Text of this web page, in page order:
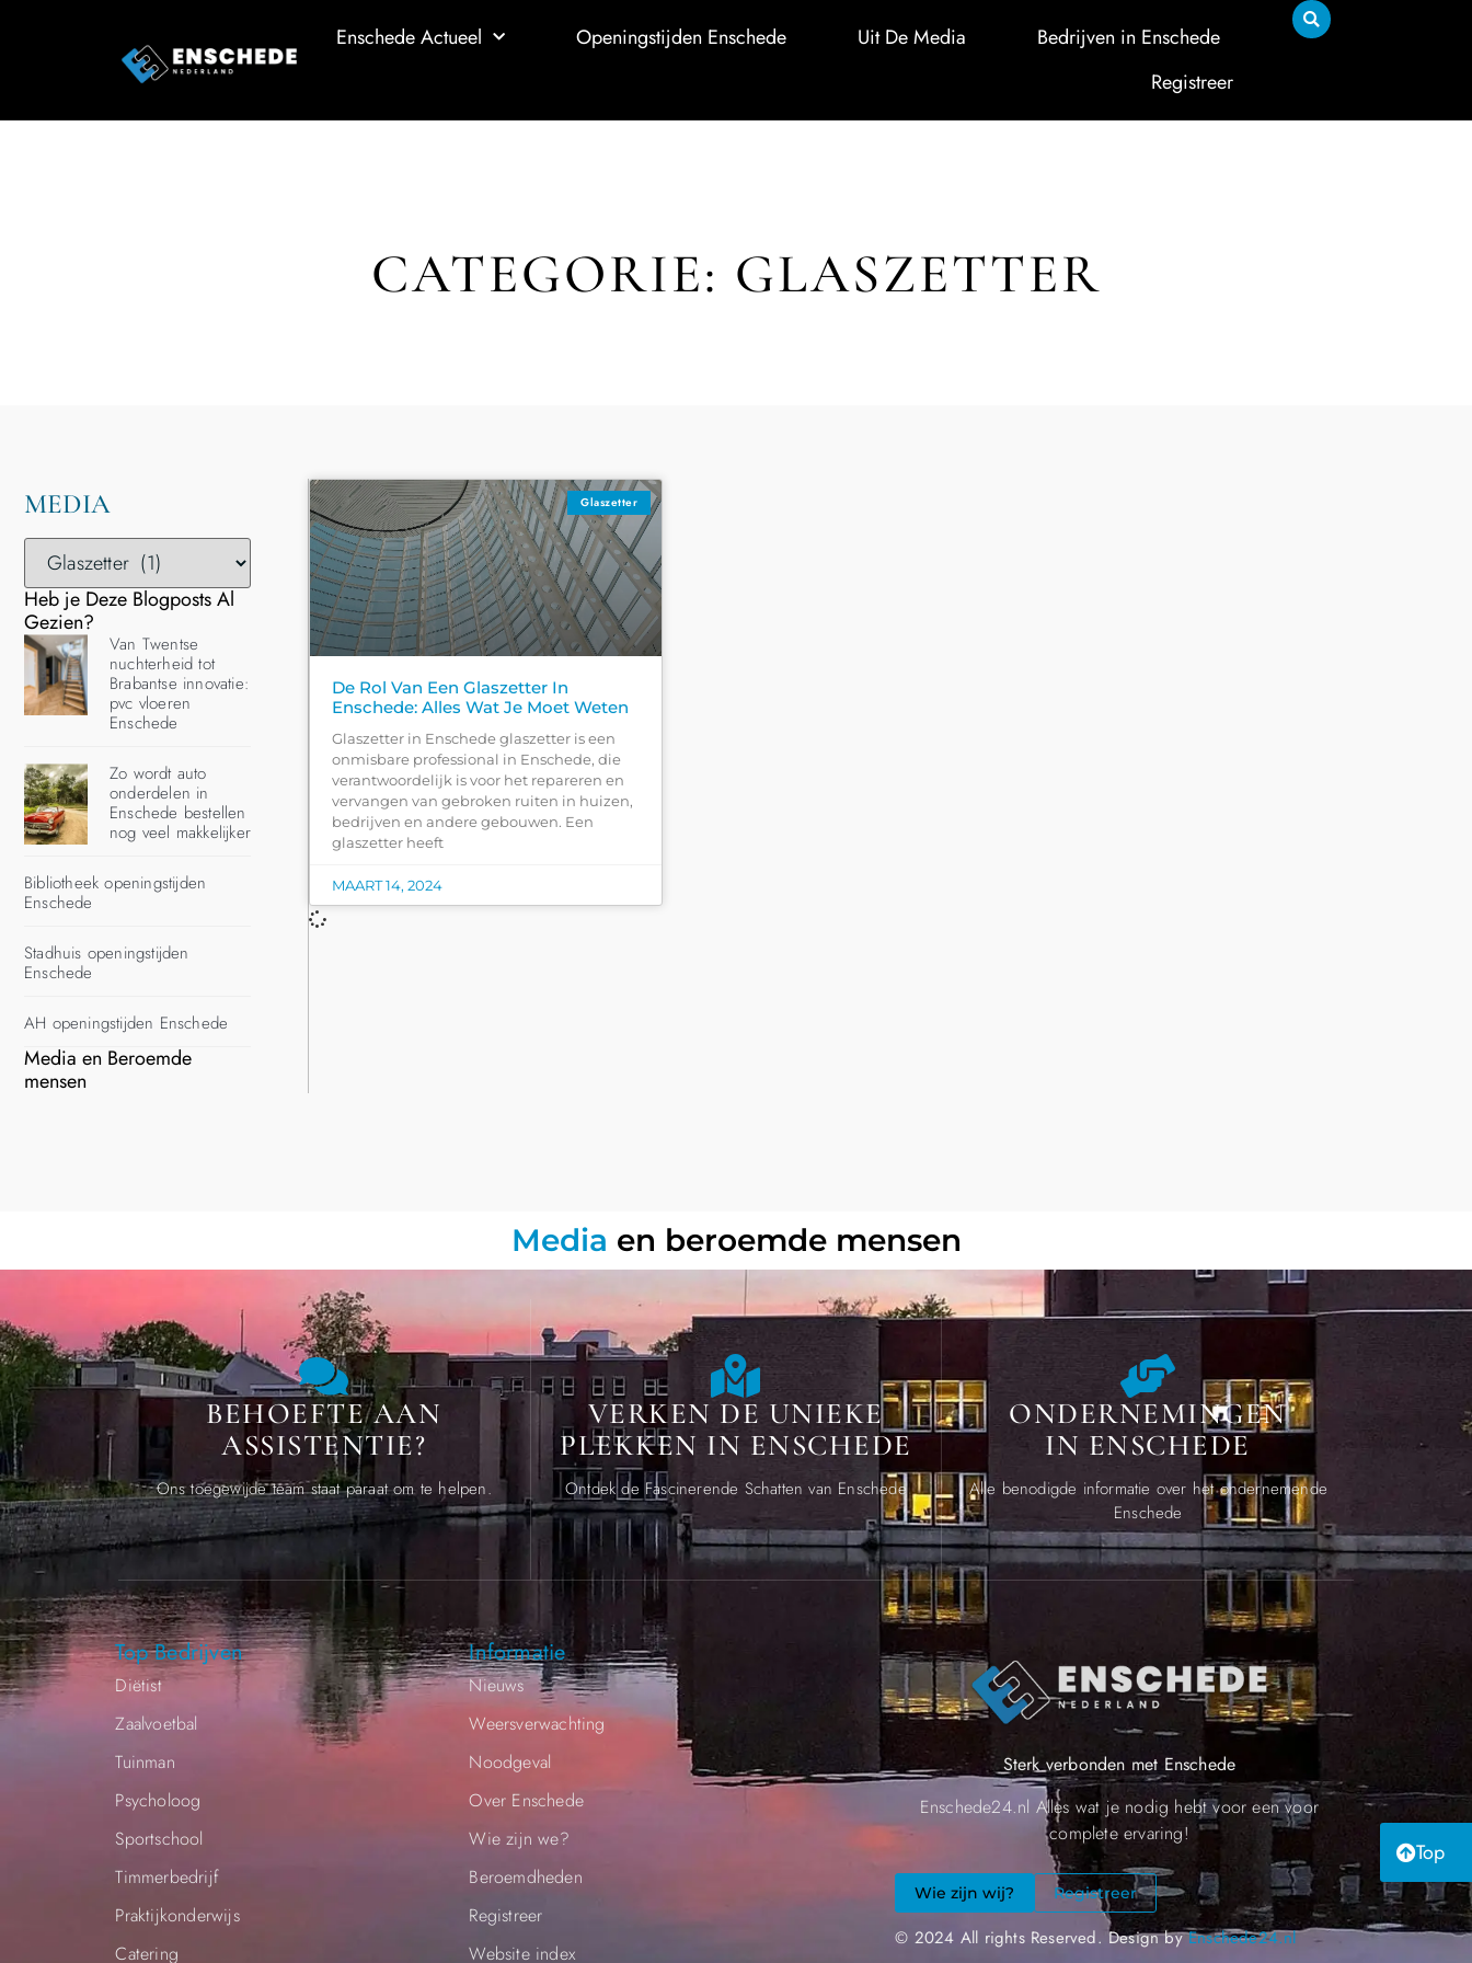
Top
Enschede Actueel Openingstijden Enschede Uit De Media
Bedrijven in Enschede
Registreer
CATEGORIE: GLASZETTER
MEDIA
Heb je Deze Blogposts Al
Gezien?
Van Twentse
nuchterheid tot
Brabantse innovatie:
pvc vloeren
Enschede
Zo wordt auto
onderdelen in
Enschede bestellen
nog veel makkelijker
Bibliotheek openingstijden
Enschede
Stadhuis openingstijden
Enschede
AH openingstijden Enschede
Media en Beroemde
mensen
Glaszetter
De Rol Van Een Glaszetter In
Enschede: Alles Wat Je Moet Weten
Glaszetter in Enschede glaszetter is een
onmisbare professional in Enschede, die
verantwoordelijk is voor het repareren en
vervangen van gebroken ruiten in huizen,
bedrijven en andere gebouwen. Een
glaszetter heeft
MAART 14, 2024
Media en beroemde mensen
BEHOEFTE AAN
ASSISTENTIE?
Ons toegewijde team staat paraat om te helpen.
VERKEN DE UNIEKE
PLEKKEN IN ENSCHEDE
Ontdek de Fascinerende Schatten van Enschede
ONDERNEMINGEN
IN ENSCHEDE
Alle benodigde informatie over het ondernemende
Enschede
Informatie
Nieuws
Weersverwachting
Noodgeval
Over Enschede
Wie zijn we?
Beroemdheden​
Registreer
Website index
Top Bedrijven
Diëtist
Zaalvoetbal
Tuinman
Psycholoog
Sportschool
Timmerbedrijf
Praktijkonderwijs
Catering
Sterk verbonden met Enschede
Enschede24.nl Alles wat je nodig hebt voor een voor
complete ervaring!
Wie zijn wij? Registreer
© 2024 All rights Reserved. Design byEnschede24.nl